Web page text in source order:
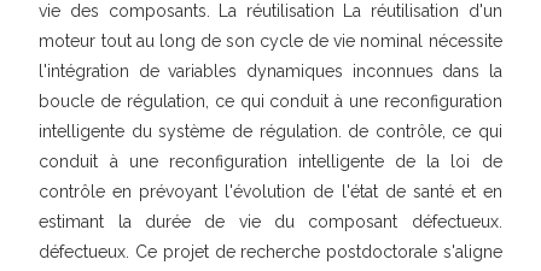
vie des composants. La réutilisation La réutilisation d'un
moteur tout au long de son cycle de vie nominal nécessite
l'intégration de variables dynamiques inconnues dans la
boucle de régulation, ce qui conduit à une reconfiguration
intelligente du système de régulation. de contrôle, ce qui
conduit à une reconfiguration intelligente de la loi de
contrôle en prévoyant l'évolution de l'état de santé et en
estimant la durée de vie du composant défectueux.
défectueux. Ce projet de recherche postdoctorale s'aligne